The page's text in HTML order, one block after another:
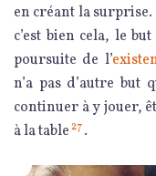
en créant la
c’est bien cela, le
poursuite de l’
n’a pas d’autre but
continuer à y jouer,
à la table27.